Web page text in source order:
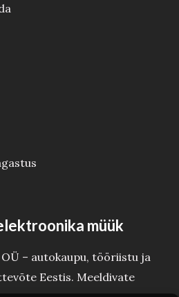
müük
– autokaupu, tööriistu ja
Eestis. Meeldivate